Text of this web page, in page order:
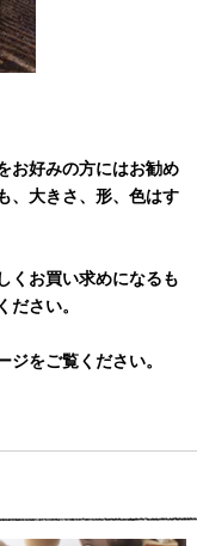
お好みの方にはお勧め
、大きさ、形、色はす
くお買い求めになるも
ださい。
ジをご覧ください。